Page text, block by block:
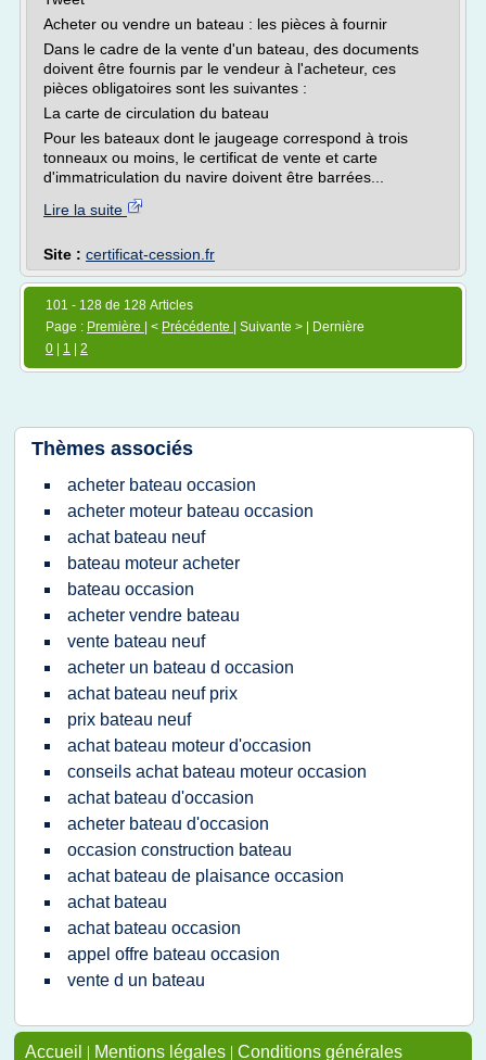
Acheter ou vendre un bateau : les pièces à fournir
Dans le cadre de la vente d'un bateau, des documents
doivent être fournis par le vendeur à l'acheteur, ces
pièces obligatoires sont les suivantes :
La carte de circulation du bateau
Pour les bateaux dont le jaugeage correspond à trois
tonneaux ou moins, le certificat de vente et carte
d'immatriculation du navire doivent être barrées...
Lire la suite
Site : certificat-cession.fr
101 - 128 de 128 Articles
Page : Première | < Précédente
| Suivante > | Dernière
0
1 2
Thèmes associés
acheter bateau occasion
acheter moteur bateau occasion
achat bateau neuf
bateau moteur acheter
bateau occasion
acheter vendre bateau
vente bateau neuf
acheter un bateau d occasion
achat bateau neuf prix
prix bateau neuf
achat bateau moteur d'occasion
conseils achat bateau moteur occasion
achat bateau d'occasion
acheter bateau d'occasion
occasion construction bateau
achat bateau de plaisance occasion
achat bateau
achat bateau occasion
appel offre bateau occasion
vente d un bateau
Accueil | Mentions légales | Conditions générales